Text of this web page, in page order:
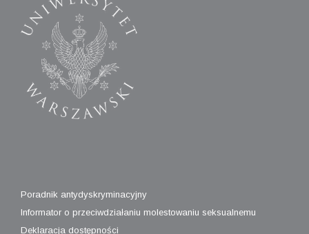
Poradnik antydyskryminacyjny
Informator o przeciwdziałaniu molestowaniu seksualnemu
Deklaracja dostępności